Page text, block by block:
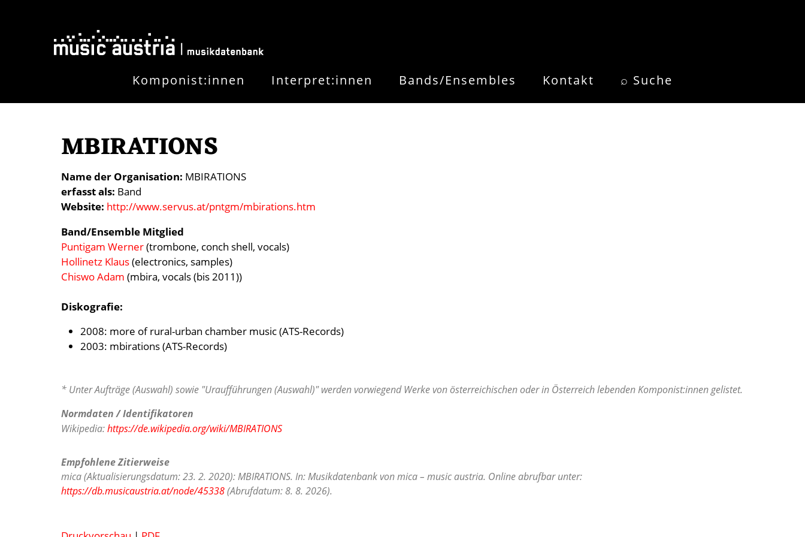
Komponist:innen Interpret:innen Bands/Ensembles Kontakt ⌕ Suche
MBIRATIONS
Name der Organisation MBIRATIONS
erfasst als Band
Website http://www.servus.at/pntgm/mbirations.htm
Band/Ensemble Mitglied
Puntigam Werner(trombone, conch shell, vocals)
Hollinetz Klaus(electronics, samples)
Chiswo Adam (mbira, vocals (bis 2011))
Diskografie:
2008: more of rural-urban chamber music (ATS-Records)
2003: mbirations (ATS-Records)
* Unter Aufträge (Auswahl) sowie "Uraufführungen (Auswahl)" werden vorwiegend Werke von österreichischen oder in Österreich lebenden Komponist:innen gelistet.
Normdaten / Identifikatoren
Wikipedia:https://de.wikipedia.org/wiki/MBIRATIONS
Empfohlene Zitierweise
mica (Aktualisierungsdatum: 23. 2. 2020): MBIRATIONS. In: Musikdatenbank von mica – music austria. Online abrufbar unter:
https://db.musicaustria.at/node/45338(Abrufdatum: 8. 8. 2026).